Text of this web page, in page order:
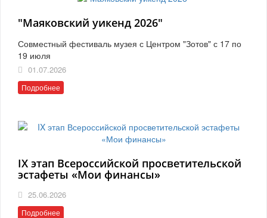
"Маяковский уикенд 2026"
Совместный фестиваль музея с Центром "Зотов" с 17 по
19 июля
01.07.2026
Подробнее
IX этап Всероссийской просветительской
эстафеты «Мои финансы»
25.06.2026
Подробнее